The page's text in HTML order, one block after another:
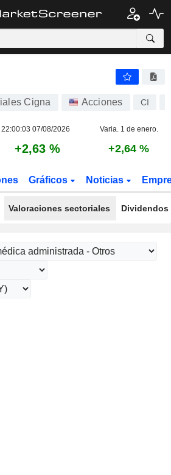
Cigna Acciones CI
22:00:03 07/08/2026 Varia. 1 de enero.
+2,63 % +2,64 %
Gráficos Noticias
Valoraciones sectoriales